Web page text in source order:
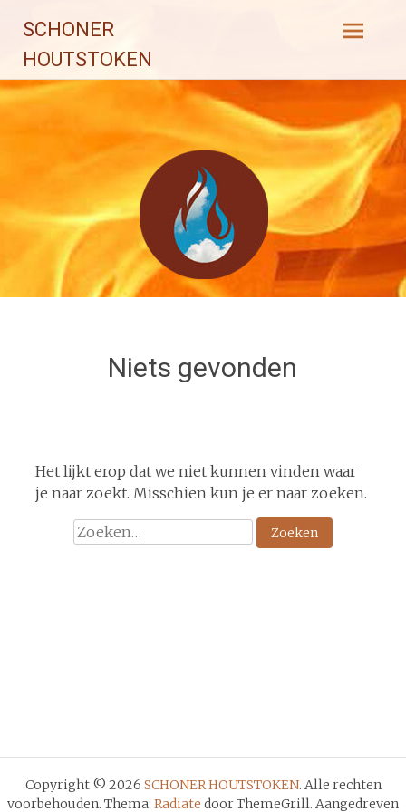
naar
inhoud
SCHONER
HOUTSTOKEN
Niets gevonden
Het lijkt erop dat we niet kunnen vinden waar
je naar zoekt. Misschien kun je er naar zoeken.
Zoeken
naar:
Copyright © 2026 SCHONER HOUTSTOKEN. Alle rechten
voorbehouden. Thema: Radiate door ThemeGrill. Aangedreven